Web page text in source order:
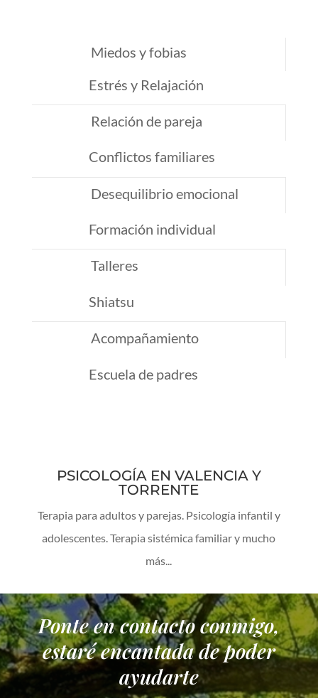
Miedos y fobias
Estrés y Relajación
Relación de pareja
Conflictos familiares
Desequilibrio emocional
Formación individual
Talleres
Shiatsu
Acompañamiento
Escuela de padres
PSICOLOGÍA EN VALENCIA Y
TORRENTE
Terapia para adultos y parejas. Psicología infantil y
adolescentes. Terapia sistémica familiar y mucho
más...
Ponte en contacto conmigo,
estaré encantada de poder
ayudarte